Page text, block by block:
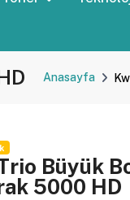
Anasayfa
Büyük
5000 HD